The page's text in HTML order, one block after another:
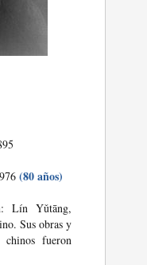
(80 años)
Lín Yǔtāng,
Sus obras y
chinos fueron